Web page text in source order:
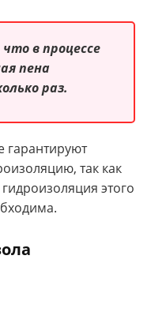
в процессе
пена
раз.
гарантируют
так как
этого